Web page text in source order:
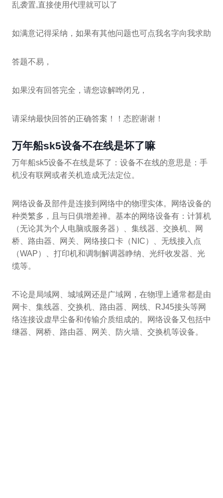
乱袭置,直接使用代理就可以了
如满意记得采纳，如果有其他问题也可点我名字向我求助
答题不易，
如果没有回答完全，请您谅解哗闭兄，
请采纳最快回答的正确答案！！态腔谢谢！
万年船sk5设备不在线是坏了嘛
万年船sk5设备不在线是坏了：设备不在线的意思是：手
机没有联网或者关机造成无法定位。
网络设备及部件是连接到网络中的物理实体。网络设备的
种类繁多，且与日俱增差禅。基本的网络设备有：计算机
（无论其为个人电脑或服务器）、集线器、交换机、网
桥、路由器、网关、网络接口卡（NIC）、无线接入点
（WAP）、打印机和调制解调器睁纳、光纤收发器、光
缆等。
不论是局域网、城域网还是广域网，在物理上通常都是由
网卡、集线器、交换机、路由器、网线、RJ45接头等网
络连接设虚早尘备和传输介质组成的。网络设备又包括中
继器、网桥、路由器、网关、防火墙、交换机等设备。